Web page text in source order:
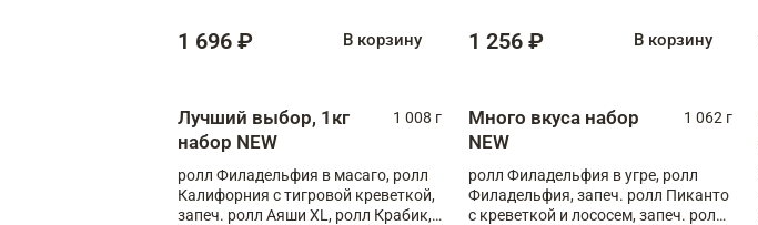
1 696 ₽ В корзину 1 256 ₽ В корзину
Лучший выбор, 1кг
набор NEW
1 008 г
ролл Филадельфия в масаго, ролл
Калифорния с тигровой креветкой,
запеч. ролл Аяши XL, ролл Крабик,
Много вкуса набор
NEW
1 062 г
ролл Филадельфия в угре, ролл
Филадельфия, запеч. ролл Пиканто
с креветкой и лососем, запеч. ролл